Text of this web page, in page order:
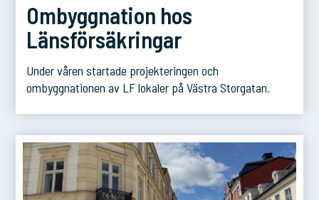
Ombyggnation hos
Länsförsäkringar
Under våren startade projekteringen och
ombyggnationen av LF lokaler på Västra Storgatan.